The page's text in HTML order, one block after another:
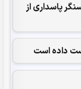
پاسداری از
دست داده است